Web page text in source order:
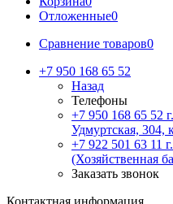
Отложенные0
Сравнение товаров0
+7 950 168 65 52
Назад
Телефоны
+7 950 168 65 52
Удмуртская, 304,
+7 922 501 63 11
(Хозяйственная
Заказать звонок
Контактная информация